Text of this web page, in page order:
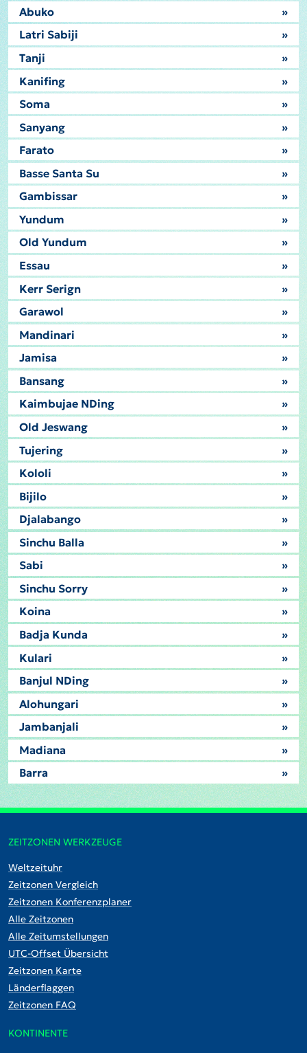
Abuko
»
Latri Sabiji
»
Tanji
»
Kanifing
»
Soma
»
Sanyang
»
Farato
»
Basse Santa Su
»
Gambissar
»
Yundum
»
Old Yundum
»
Essau
»
Kerr Serign
»
Garawol
»
Mandinari
»
Jamisa
»
Bansang
»
Kaimbujae NDing
»
Old Jeswang
»
Tujering
»
Kololi
»
Bijilo
»
Djalabango
»
Sinchu Balla
»
Sabi
»
Sinchu Sorry
»
Koina
»
Badja Kunda
»
Kulari
»
Banjul NDing
»
Alohungari
»
Jambanjali
»
Madiana
»
Barra
»
ZEITZONEN WERKZEUGE
Weltzeituhr
Zeitzonen Vergleich
Zeitzonen Konferenzplaner
Alle Zeitzonen
Alle Zeitumstellungen
UTC-Offset Übersicht
Zeitzonen Karte
Länderflaggen
Zeitzonen FAQ
KONTINENTE